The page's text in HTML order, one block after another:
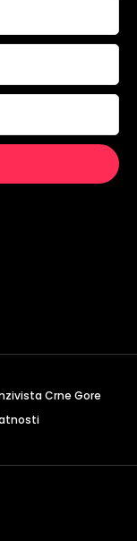
Crne Gore